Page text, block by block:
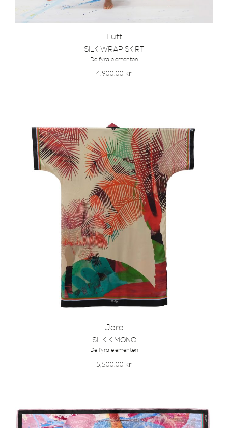
Luft
SILK WRAP SKIRT
De fyra elementen
4,900.00 kr
Jord
SILK KIMONO
De fyra elementen
5,500.00 kr